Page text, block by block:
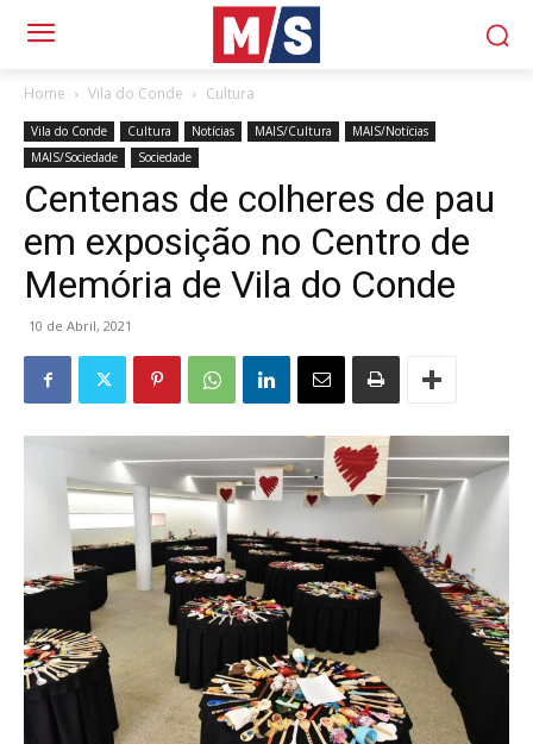
Home Vila do Conde Cultura
Vila do Conde Cultura Notícias MAIS/Cultura
MAIS/Notícias
MAIS/Sociedade
Sociedade
Centenas de colheres de pau
em exposição no Centro de
Memória de Vila do Conde
10 de Abril, 2021